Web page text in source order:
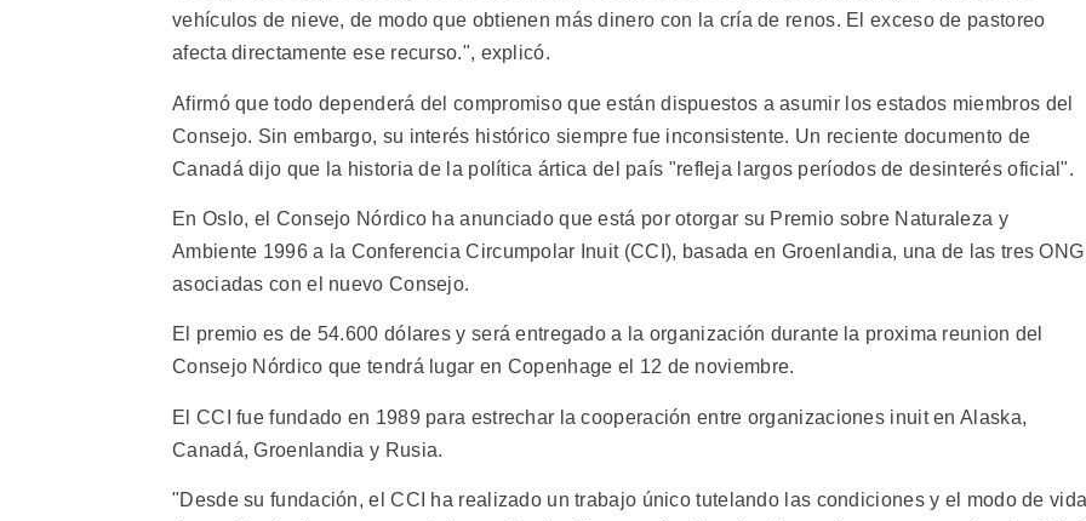
vehículos de nieve, de modo que obtienen más dinero con la cría de renos. El exceso de pastoreo
afecta directamente ese recurso.", explicó.
Afirmó que todo dependerá del compromiso que están dispuestos a asumir los estados miembros del
Consejo. Sin embargo, su interés histórico siempre fue inconsistente. Un reciente documento de
Canadá dijo que la historia de la política ártica del país "refleja largos períodos de desinterés oficial".
En Oslo, el Consejo Nórdico ha anunciado que está por otorgar su Premio sobre Naturaleza y
Ambiente 1996 a la Conferencia Circumpolar Inuit (CCI), basada en Groenlandia, una de las tres ONG
asociadas con el nuevo Consejo.
El premio es de 54.600 dólares y será entregado a la organización durante la proxima reunion del
Consejo Nórdico que tendrá lugar en Copenhage el 12 de noviembre.
El CCI fue fundado en 1989 para estrechar la cooperación entre organizaciones inuit en Alaska,
Canadá, Groenlandia y Rusia.
"Desde su fundación, el CCI ha realizado un trabajo único tutelando las condiciones y el modo de